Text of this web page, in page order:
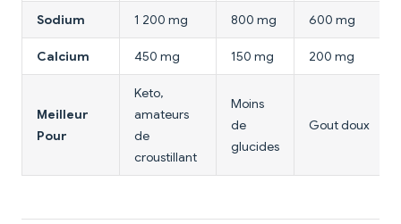
Sodium 1 200 mg 800 mg 600 mg
Calcium 450 mg 150 mg 200 mg
Meilleur
Pour
Keto,
amateurs
de
croustillant
Moins
de
glucides
Gout doux